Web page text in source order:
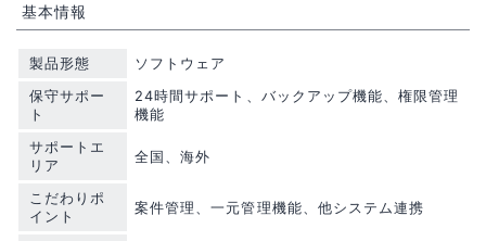
基本情報
製品形態
ソフトウェア
保守サポー
ト
24時間サポート、バックアップ機能、権限管理
機能
サポートエ
リア
全国、海外
こだわりポ
イント
案件管理、一元管理機能、他システム連携